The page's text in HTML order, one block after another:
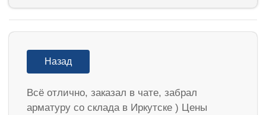
Назад
Всё отлично, заказал в чате, забрал
арматуру со склада в Иркутске ) Цены